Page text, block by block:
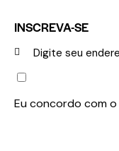
INSCREVA-SE
Eu concordo com o